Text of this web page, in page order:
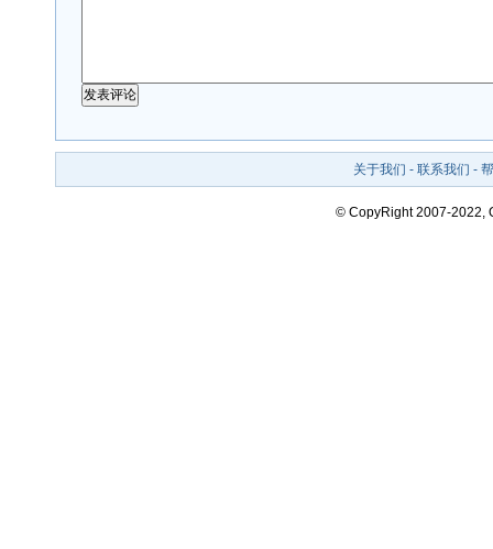
关于我们 - 联系我们 -
© CopyRight 2007-2022,